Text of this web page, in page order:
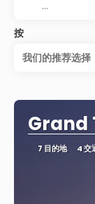
按
我们的推荐选择
Grand
7 目的地 4 交